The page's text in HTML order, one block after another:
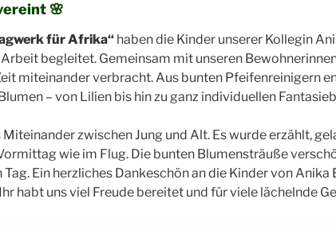
🌸
für Afrika“ haben die Kinder unserer Kollegin
begleitet. Gemeinsam mit unseren
miteinander verbracht. Aus bunten Pfeifenreinigern
– von Lilien bis hin zu ganz individuellen
zwischen Jung und Alt. Es wurde erzählt,
wie im Flug. Die bunten Blumensträuße
Ein herzliches Dankeschön an die Kinder von
habt uns viel Freude bereitet und für viele lächelnde